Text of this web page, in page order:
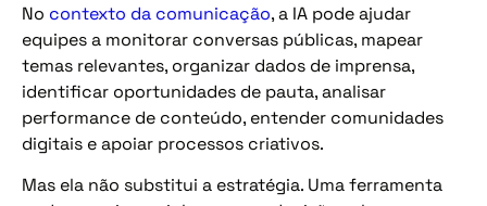
No contexto da comunicação, a IA pode ajudar
equipes a monitorar conversas públicas, mapear
temas relevantes, organizar dados de imprensa,
identificar oportunidades de pauta, analisar
performance de conteúdo, entender comunidades
digitais e apoiar processos criativos.
Mas ela não substitui a estratégia. Uma ferramenta